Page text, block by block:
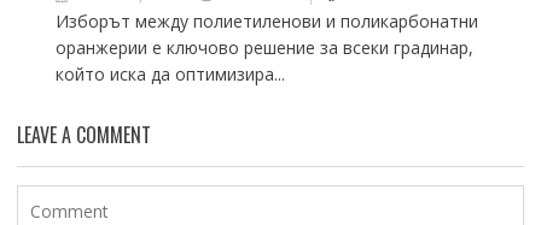
Изборът между полиетиленови и поликарбонатни
оранжерии е ключово решение за всеки градинар,
който иска да оптимизира...
LEAVE A COMMENT